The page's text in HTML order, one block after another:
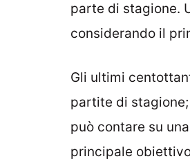
parte di stagione.
considerando il
Gli ultimi
partite di
può contare su
principale